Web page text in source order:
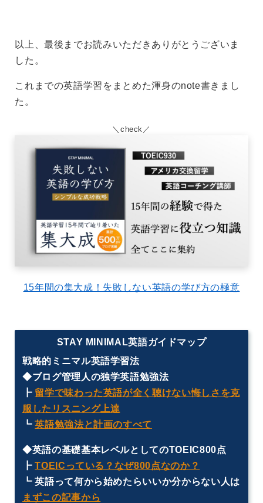
以上、最後までお読みいただきありがとうございま
した。
これまでの英語学習をまとめた渾身のnote書きまし
た。
check
15年間の集大成！失敗しない英語の学び方の極意
STAY MINIMAL英語ガイドマップ
戦略的ミニマル英語学習法
◆ブログ管理人の独学英語勉強法
┣ 留学で味わった英語が全く聴けない悔しさを克
服したリスニング上達
┗英語勉強法と計画のすべて
◆英語の基礎基本レベルとしてのTOEIC800点
┣TOEICっている？なぜ800点なのか？
┗ 英語って何から始めたらいいか分からない人は
まずこの記事から